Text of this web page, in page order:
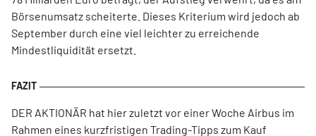
Börsenumsatz scheiterte. Dieses Kriterium wird jedoch ab
September durch eine viel leichter zu erreichende
Mindestliquidität ersetzt.
DER AKTIONÄR hat hier zuletzt vor einer Woche Airbus im
Rahmen eines kurzfristigen Trading-Tipps zum Kauf